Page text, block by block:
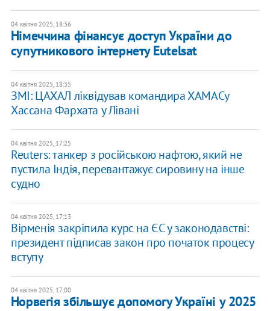
04 квітня 2025, 18:36
​Німеччина фінансує доступ України до
супутникового інтернету Eutelsat
04 квітня 2025, 18:35
ЗМІ: ЦАХАЛ ліквідував командира ХАМАСу
Хассана Фархата у Лівані
04 квітня 2025, 17:25
Reuters: танкер з російською нафтою, який не
пустила Індія, перевантажує сировину на інше
судно
04 квітня 2025, 17:13
Вірменія закріпила курс на ЄС у законодавстві:
президент підписав закон про початок процесу
вступу
04 квітня 2025, 17:00
Норвегія збільшує допомогу Україні у 2025